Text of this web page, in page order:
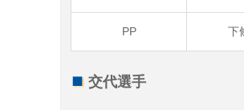
PP 下
交代選手